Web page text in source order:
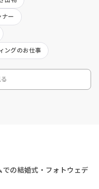
ナー
ングのお仕事
での結婚式・フォトウェデ